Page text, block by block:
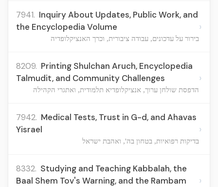
7941. Inquiry About Updates, Public Work, and
the Encyclopedia Volume
בירור על עדכונים, עבודה ציבורית, וכרך האנציקלופדיה
›
8209. Printing Shulchan Aruch, Encyclopedia
Talmudit, and Community Challenges
הדפסת שולחן ערוך, אנציקלופדיא תלמודית, ואתגרי הקהילה
›
7942. Medical Tests, Trust in G-d, and Ahavas
Yisrael
בדיקות רפואיות, בטחון בה', ואהבת ישראל
›
8332. Studying and Teaching Kabbalah, the
Baal Shem Tov's Warning, and the Rambam
›